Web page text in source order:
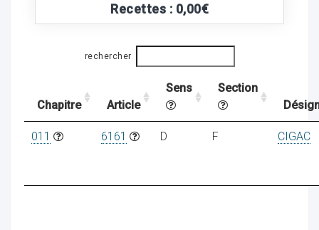
Recettes : 0,00€
rechercher
Chapitre Article
Sens
Section
011 6161 D F CIGAC